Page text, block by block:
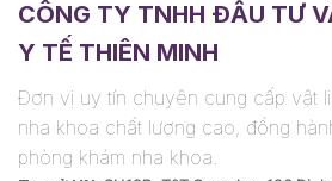
CÔNG TY TNHH ĐẦU TƯ
Y TẾ THIÊN MINH
Đơn vị uy tín chuyên cung cấp vật
nha khoa chất lượng cao, đồng
phòng khám nha khoa.